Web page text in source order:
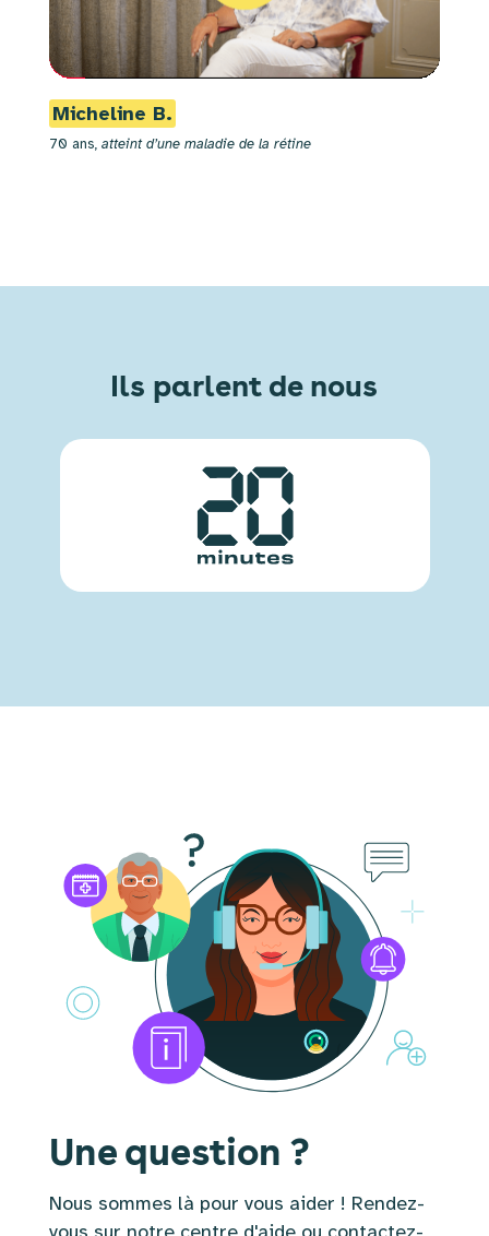
Micheline B.
70 ans, atteint d’une maladie de la rétine
Ils parlent de nous
Une question ?
Nous sommes là pour vous aider ! Rendez-